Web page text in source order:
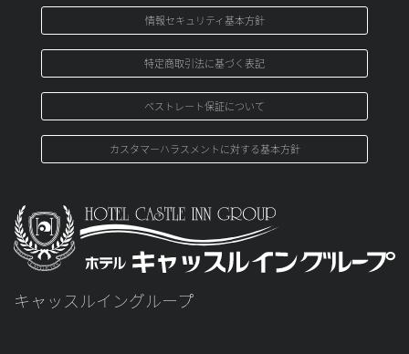
情報セキュリティ基本方針
特定商取引法に基づく表記
ベストレート保証について
カスタマーハラスメントに対する基本方針
キャッスルイングループ